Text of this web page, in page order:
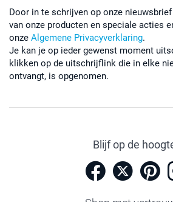
Door in te schrijven op onze
van onze producten en speciale acties
onze Algemene Privacyverklaring.
Je kan je op ieder gewenst moment
klikken op de uitschrijflink die in elke
ontvangt, is opgenomen.
Blijf op de